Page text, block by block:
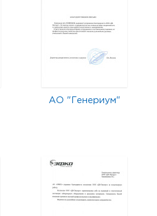
АО "Генериум"